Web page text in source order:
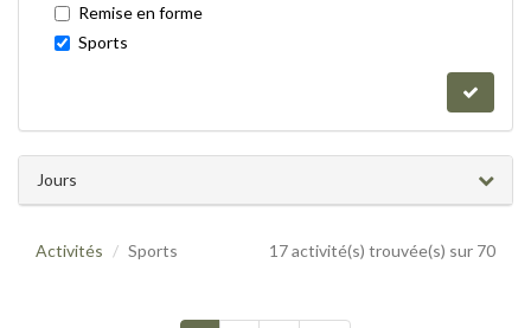
Remise en forme
Sports
Jours
Activités Sports 17 activité(s) trouvée(s) sur 70